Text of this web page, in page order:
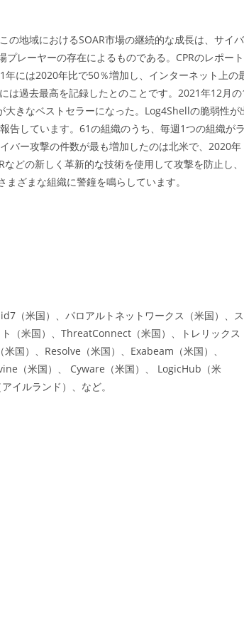
の地域におけるSOAR市場の継続的な成長は、サイバ
レーヤーの存在によるものである。CPRのレポート
には2020年比で50％増加し、インターネット上の
は過去最高を記録したとのことです。2021年12月の
きなベストセラーになった。Log4Shellの脆弱性が
告しています。61の組織のうち、毎週1つの組織がラ
バー攻撃の件数が最も増加したのは北米で、2020年
どの新しく革新的な技術を使用して攻撃を防止し、
ざまな組織に警鐘を鳴らしています。
（米国）、パロアルトネットワークス（米国）、ス
（米国）、ThreatConnect（米国）、トレリックス
国）、Resolve（米国）、Exabeam（米国）、
（米国）、 Cyware（米国）、 LogicHub（米
イルランド）、など。